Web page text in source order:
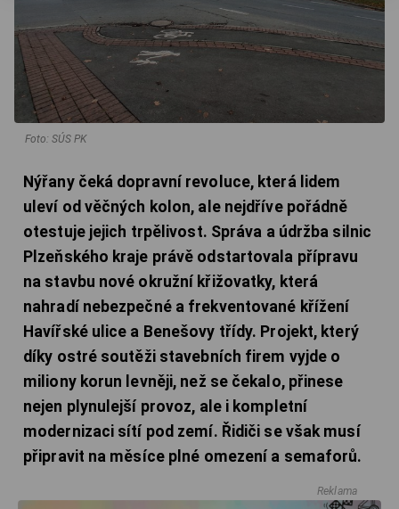
Foto: SÚS PK
Nýřany čeká dopravní revoluce, která lidem
uleví od věčných kolon, ale nejdříve pořádně
otestuje jejich trpělivost. Správa a údržba silnic
Plzeňského kraje právě odstartovala přípravu
na stavbu nové okružní křižovatky, která
nahradí nebezpečné a frekventované křížení
Havířské ulice a Benešovy třídy. Projekt, který
díky ostré soutěži stavebních firem vyjde o
miliony korun levněji, než se čekalo, přinese
nejen plynulejší provoz, ale i kompletní
modernizaci sítí pod zemí. Řidiči se však musí
připravit na měsíce plné omezení a semaforů.
Reklama